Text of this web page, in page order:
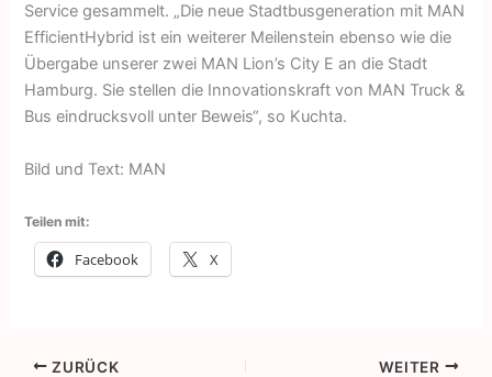
Service gesammelt. „Die neue Stadtbusgeneration mit MAN
EfficientHybrid ist ein weiterer Meilenstein ebenso wie die
Übergabe unserer zwei MAN Lion’s City E an die Stadt
Hamburg. Sie stellen die Innovationskraft von MAN Truck &
Bus eindrucksvoll unter Beweis“, so Kuchta.
Bild und Text: MAN
Teilen mit:
Facebook X
ZURÜCK WEITER